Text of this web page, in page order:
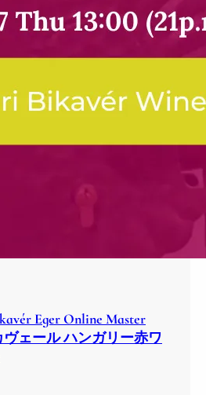
Eger Online Master
ヴェール ハンガリー赤ワ